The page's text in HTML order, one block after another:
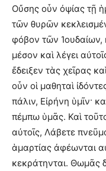
Οὔσης οὖν ὀψίας τῇ
τῶν θυρῶν
φόβον τῶν Ἰουδαίων,
μέσον καὶ λέγει
ἔδειξεν τὰς χεῖρας
οὖν οἱ μαθηταὶ
πάλιν, Εἰρήνη ὑμῖν·
πέμπω ὑμᾶς. Καὶ
αὐτοῖς, Λάβετε
ἁμαρτίας ἀφέωνται
κεκράτηνται. Θωμᾶς